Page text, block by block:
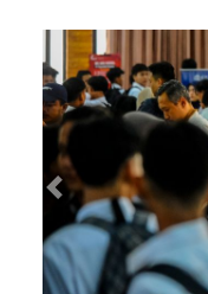
Previous